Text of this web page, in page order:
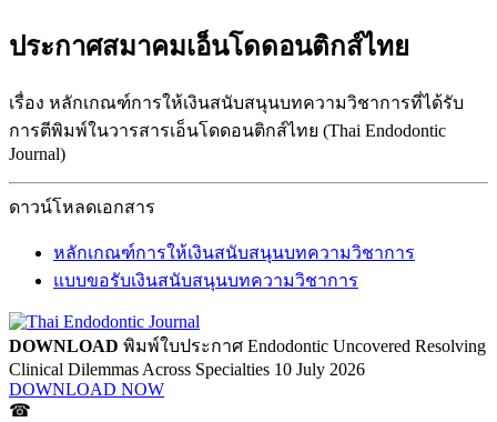
ประกาศสมาคมเอ็นโดดอนติกส์ไทย
เรื่อง หลักเกณฑ์การให้เงินสนับสนุนบทความวิชาการที่ได้รับ
การตีพิมพ์ในวารสารเอ็นโดดอนติกส์ไทย (Thai Endodontic
Journal)
ดาวน์โหลดเอกสาร
หลักเกณฑ์การให้เงินสนับสนุนบทความวิชาการ
แบบขอรับเงินสนับสนุนบทความวิชาการ
DOWNLOAD พิมพ์ใบประกาศ Endodontic Uncovered Resolving
Clinical Dilemmas Across Specialties 10 July 2026
DOWNLOAD NOW
☎